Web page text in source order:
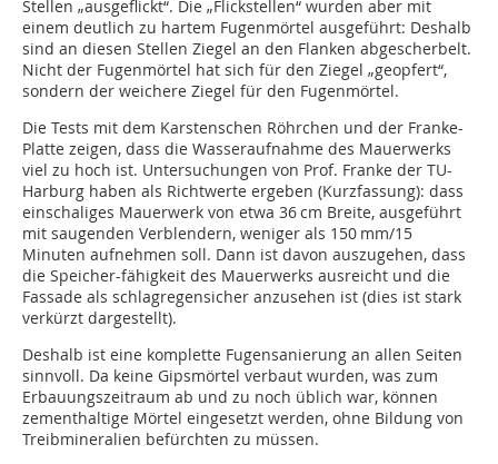
Stellen „ausgeflickt“. Die „Flickstellen“ wurden aber mit
einem deutlich zu hartem Fugenmörtel ausgeführt: Deshalb
sind an diesen Stellen Ziegel an den Flanken abgescherbelt.
Nicht der Fugenmörtel hat sich für den Ziegel „geopfert“,
sondern der weichere Ziegel für den Fugenmörtel.
Die Tests mit dem Karstenschen Röhrchen und der Franke-
Platte zeigen, dass die Wasseraufnahme des Mauerwerks
viel zu hoch ist. Untersuchungen von Prof. Franke der TU-
Harburg haben als Richtwerte ergeben (Kurzfassung): dass
einschaliges Mauerwerk von etwa 36 cm Breite, ausgeführt
mit saugenden Verblendern, weniger als 150 mm/15
Minuten aufnehmen soll. Dann ist davon auszugehen, dass
die Speicher-fähigkeit des Mauerwerks ausreicht und die
Fassade als schlagregensicher anzusehen ist (dies ist stark
verkürzt dargestellt).
Deshalb ist eine komplette Fugensanierung an allen Seiten
sinnvoll. Da keine Gipsmörtel verbaut wurden, was zum
Erbauungszeitraum ab und zu noch üblich war, können
zementhaltige Mörtel eingesetzt werden, ohne Bildung von
Treibmineralien befürchten zu müssen.